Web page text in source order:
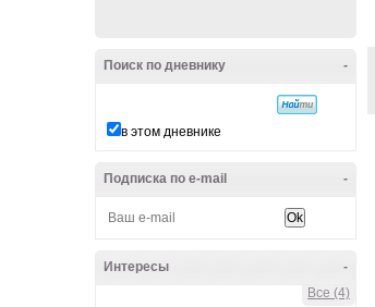
-
Поиск по дневнику
в этом дневнике
-
Подписка по e-mail
-
Интересы
Все (4)